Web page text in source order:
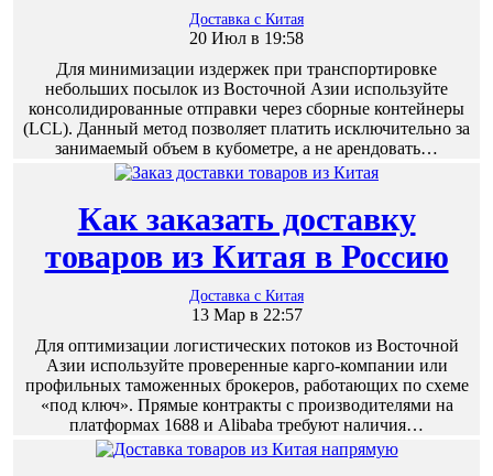
Доставка с Китая
20 Июл в 19:58
Для минимизации издержек при транспортировке
небольших посылок из Восточной Азии используйте
консолидированные отправки через сборные контейнеры
(LCL). Данный метод позволяет платить исключительно за
занимаемый объем в кубометре, а не арендовать…
Как заказать доставку
товаров из Китая в Россию
Доставка с Китая
13 Мар в 22:57
Для оптимизации логистических потоков из Восточной
Азии используйте проверенные карго-компании или
профильных таможенных брокеров, работающих по схеме
«под ключ». Прямые контракты с производителями на
платформах 1688 и Alibaba требуют наличия…